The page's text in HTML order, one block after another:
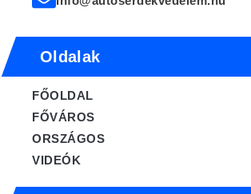
FŐOLDAL
FŐVÁROS
ORSZÁGOS
VIDEÓK
Oldalak